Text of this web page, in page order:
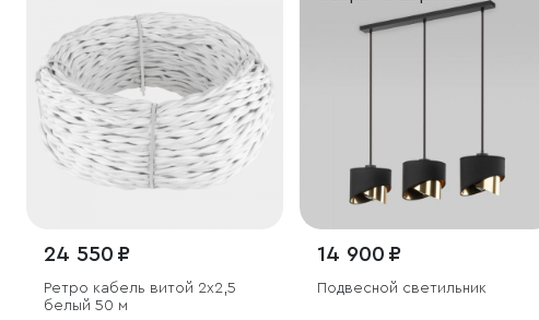
24 550 ₽
Ретро кабель витой 2х2,5
белый 50 м
14 900 ₽
Подвесной светильник